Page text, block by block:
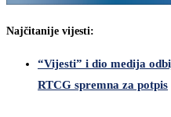
Najčitanije vijesti:
“Vijesti” i dio medija
RTCG spremna za potpis